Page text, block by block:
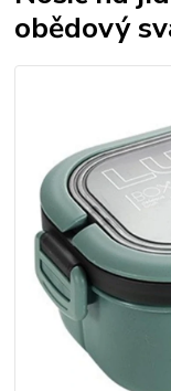
obědový